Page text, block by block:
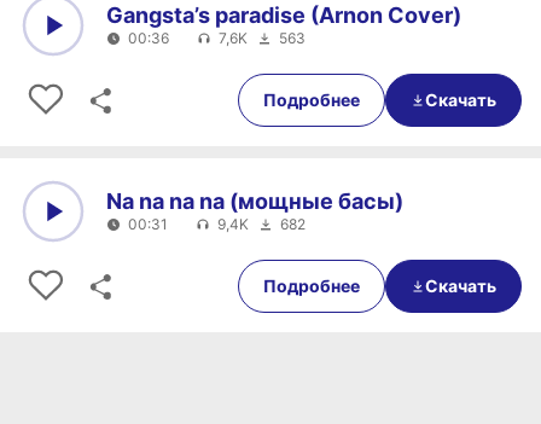
00:36
Gangsta’s paradise (Arnon Cover)
00:36 7,6K 563
Подробнее Скачать
00:31
Na na na na (мощные басы)
00:31 9,4K 682
Подробнее Скачать